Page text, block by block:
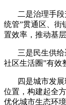
二是治理手
统管”贯通区、街
置效率，推动基
三是民生供
社区生活圈”有效
四是城市发
位置，构建起全
优化城市生态环